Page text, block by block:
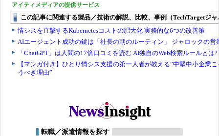
アイティメディアの提供サービス
転職／派遣情報を探す